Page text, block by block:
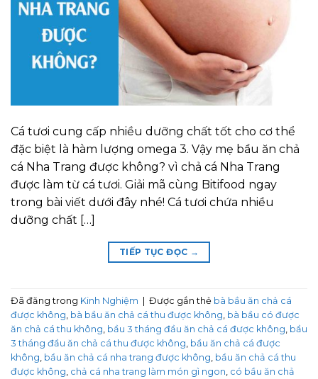
Cá tươi cung cấp nhiều dưỡng chất tốt cho cơ thể
đặc biệt là hàm lượng omega 3. Vậy mẹ bầu ăn chả
cá Nha Trang được không? vì chả cá Nha Trang
được làm từ cá tươi. Giải mã cùng Bitifood ngay
trong bài viết dưới đây nhé! Cá tươi chứa nhiều
dưỡng chất […]
TIẾP TỤC ĐỌC →
Đã đăng trong Kinh Nghiệm Được gắn thẻ bà bầu ăn chả cá
được không bà bầu ăn chả cá thu được không bà bầu có được
ăn chả cá thu không bầu 3 tháng đầu ăn chả cá được không bầu
3 tháng đầu ăn chả cá thu được không bầu ăn chả cá được
không bầu ăn chả cá nha trang được không bầu ăn chả cá thu
được không chả cá nha trang làm món gì ngon có bầu ăn chả